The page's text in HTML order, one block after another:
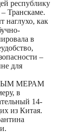
республику
Транскаме.
наглухо, как
в
–
для
МЕРАМ
в
14-
из Китая.